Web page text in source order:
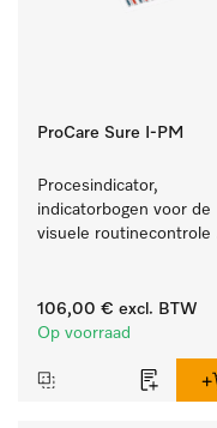
ProCare Sure I-PM
Procesindicator,
indicatorbogen voor de
visuele routinecontrole
106,00 € excl. BTW
Op voorraad